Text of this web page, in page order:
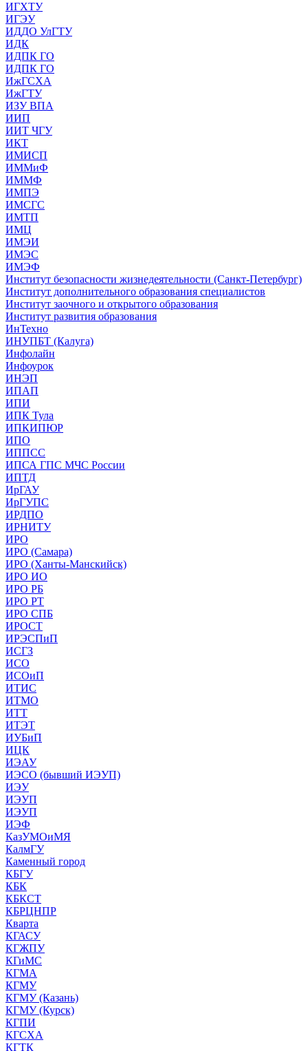
ИГХТУ
ИГЭУ
ИДДО УлГТУ
ИДК
ИДПК ГО
ИДПК ГО
ИжГСХА
ИжГТУ
ИЗУ ВПА
ИИП
ИИТ ЧГУ
ИКТ
ИМИСП
ИММиФ
ИММФ
ИМПЭ
ИМСГС
ИМТП
ИМЦ
ИМЭИ
ИМЭС
ИМЭФ
Институт безопасности жизнедеятельности (Санкт-Петербург)
Институт дополнительного образования специалистов
Институт заочного и открытого образования
Институт развития образования
ИнТехно
ИНУПБТ (Калуга)
Инфолайн
Инфоурок
ИНЭП
ИПАП
ИПИ
ИПК Тула
ИПКИПЮР
ИПО
ИППСС
ИПСА ГПС МЧС России
ИПТД
ИрГАУ
ИрГУПС
ИРДПО
ИРНИТУ
ИРО
ИРО (Самара)
ИРО (Ханты-Манскийск)
ИРО ИО
ИРО РБ
ИРО РТ
ИРО СПБ
ИРОСТ
ИРЭСПиП
ИСГЗ
ИСО
ИСОиП
ИТИС
ИТМО
ИТТ
ИТЭТ
ИУБиП
ИЦК
ИЭАУ
ИЭСО (бывший ИЭУП)
ИЭУ
ИЭУП
ИЭУП
ИЭФ
КазУМОиМЯ
КалмГУ
Каменный город
КБГУ
КБК
КБКСТ
КБРЦНПР
Кварта
КГАСУ
КГЖПУ
КГиМС
КГМА
КГМУ
КГМУ (Казань)
КГМУ (Курск)
КГПИ
КГСХА
КГТК